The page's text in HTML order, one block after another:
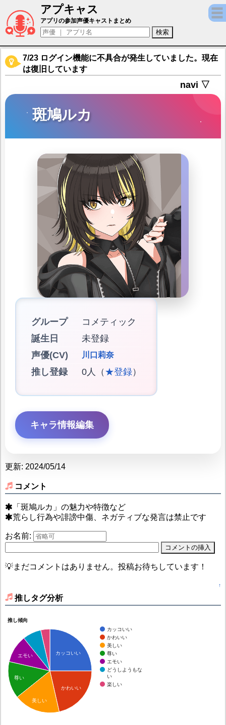
アプキャス
斑鳩ルカ（声優：川口莉奈)【アイドルマス
アプリの参加声優キャストまとめ
7/23 ログイン機能に不具合が発生していました。現在
は復旧しています
navi ▽
斑鳩ルカ
グループ
コメティック
誕生日
未登録
声優(CV)
川口莉奈
推し登録 0人（ ★登録）
キャラ情報編集
更新: 2024/05/14
コメント
「斑鳩ルカ」の魅力や特徴など
荒らし行為や誹謗中傷、ネガティブな発言は禁止です
お名前:
💡まだコメントはありません。投稿お待ちしています！
↑
推しタグ分析
推し傾向
カッコいい
かわいい
美しい
尊い
エモい
どうしようもな
い
楽しい
カッコいい
かわいい
エモい
尊い
美しい